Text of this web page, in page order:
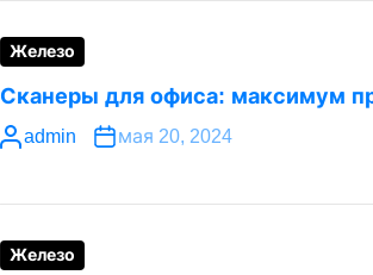
Железо
Сканеры для офиса: максимум
admin мая 20, 2024
Железо